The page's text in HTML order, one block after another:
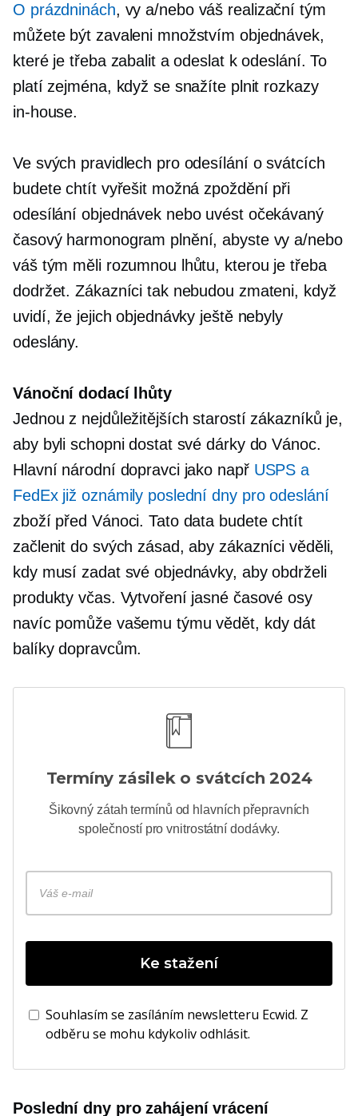
O prázdninách, vy a/nebo váš realizační tým
můžete být zavaleni množstvím objednávek,
které je třeba zabalit a odeslat k odeslání. To
platí zejména, když se snažíte plnit rozkazy
in-house.
Ve svých pravidlech pro odesílání o svátcích
budete chtít vyřešit možná zpoždění při
odesílání objednávek nebo uvést očekávaný
časový harmonogram plnění, abyste vy a/nebo
váš tým měli rozumnou lhůtu, kterou je třeba
dodržet. Zákazníci tak nebudou zmateni, když
uvidí, že jejich objednávky ještě nebyly
odeslány.
Vánoční dodací lhůty
Jednou z nejdůležitějších starostí zákazníků je,
aby byli schopni dostat své dárky do Vánoc.
Hlavní národní dopravci jako např USPS a
FedEx již oznámily poslední dny pro odeslání
zboží před Vánoci. Tato data budete chtít
začlenit do svých zásad, aby zákazníci věděli,
kdy musí zadat své objednávky, aby obdrželi
produkty včas. Vytvoření jasné časové osy
navíc pomůže vašemu týmu vědět, kdy dát
balíky dopravcům.
Termíny zásilek o svátcích 2024
Šikovný zátah termínů od hlavních přepravních
společností pro vnitrostátní dodávky.
Ke stažení
Souhlasím se zasíláním newsletteru Ecwid. Z
odběru se mohu kdykoliv odhlásit.
Poslední dny pro zahájení vrácení